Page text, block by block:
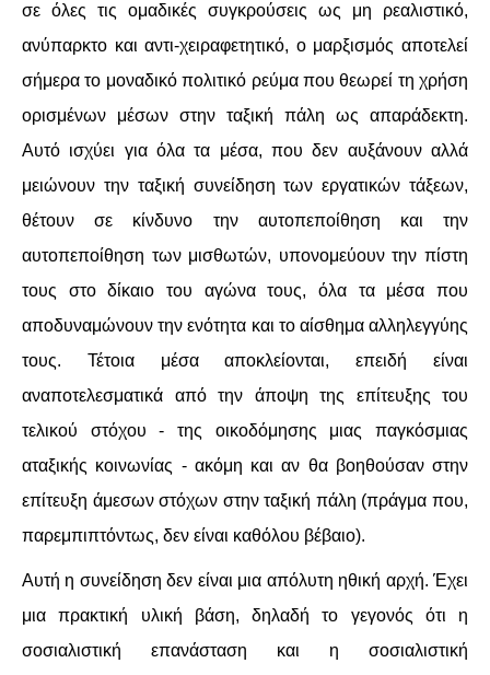
σε όλες τις ομαδικές συγκρούσεις ως μη ρεαλιστικό,
ανύπαρκτο και αντι-χειραφετητικό, ο μαρξισμός αποτελεί
σήμερα το μοναδικό πολιτικό ρεύμα που θεωρεί τη χρήση
ορισμένων μέσων στην ταξική πάλη ως απαράδεκτη.
Αυτό ισχύει για όλα τα μέσα, που δεν αυξάνουν αλλά
μειώνουν την ταξική συνείδηση των εργατικών τάξεων,
θέτουν σε κίνδυνο την αυτοπεποίθηση και την
αυτοπεποίθηση των μισθωτών, υπονομεύουν την πίστη
τους στο δίκαιο του αγώνα τους, όλα τα μέσα που
αποδυναμώνουν την ενότητα και το αίσθημα αλληλεγγύης
τους. Τέτοια μέσα αποκλείονται, επειδή είναι
αναποτελεσματικά από την άποψη της επίτευξης του
τελικού στόχου - της οικοδόμησης μιας παγκόσμιας
αταξικής κοινωνίας - ακόμη και αν θα βοηθούσαν στην
επίτευξη άμεσων στόχων στην ταξική πάλη (πράγμα που,
παρεμπιπτόντως, δεν είναι καθόλου βέβαιο).
Αυτή η συνείδηση δεν είναι μια απόλυτη ηθική αρχή. Έχει
μια πρακτική υλική βάση, δηλαδή το γεγονός ότι η
σοσιαλιστική επανάσταση και η σοσιαλιστική